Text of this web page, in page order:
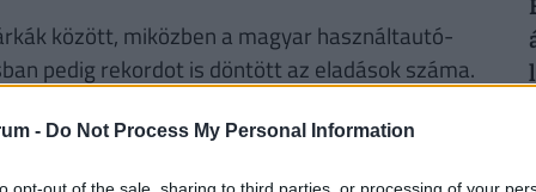
- Do Not Process My Personal Information
opt-out of the sale, sharing to third parties, or processing of your
között, miközben a magyar használtautó-
pedig rekordot is döntött az eladások száma.
töretlen marad, még akkor is, ha a zöld